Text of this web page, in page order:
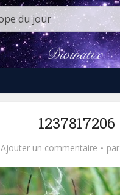
1237817206
Ajouter un commentaire par